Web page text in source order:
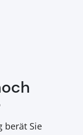
berät Sie